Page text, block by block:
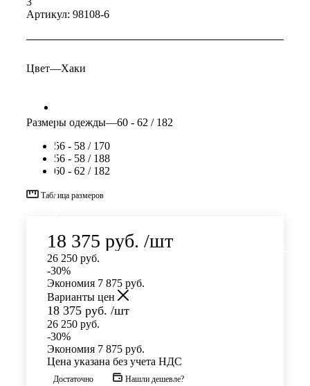
Артикул: 98108-6
Цвет—Хаки
Размеры одежды—60 - 62 / 182
56 - 58 / 170
56 - 58 / 188
60 - 62 / 182
Таблица размеров
18 375 руб. /шт
26 250 руб.
-30%
Экономия 7 875 руб.
Варианты цен
18 375 руб. /шт
26 250 руб.
-30%
Экономия 7 875 руб.
Цена указана без учета НДС
Достаточно Нашли дешевле?